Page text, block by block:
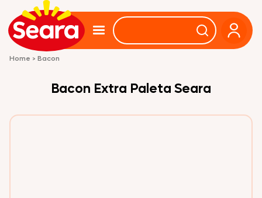
Home > Bacon
Bacon Extra Paleta Seara